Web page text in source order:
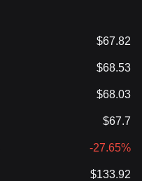
$67.82
$68.53
$68.03
$67.7
-27.65%
$133.92